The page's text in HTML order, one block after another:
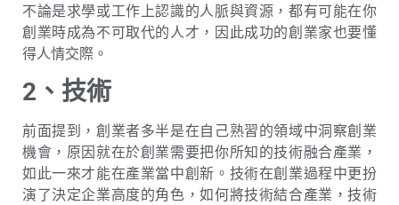
不論是求學或工作上認識的人脈與資源，都有可能在你
創業時成為不可取代的人才，因此成功的創業家也要懂
得人情交際。
2、技術
前面提到，創業者多半是在自己熟習的領域中洞察創業
機會，原因就在於創業需要把你所知的技術融合產業，
如此一來才能在產業當中創新。技術在創業過程中更扮
演了決定企業高度的角色，如何將技術結合產業，技術